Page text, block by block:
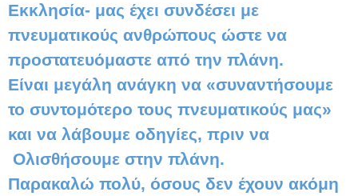
Εκκλησία- μας έχει συνδέσει με
πνευματικούς ανθρώπους ώστε να
προστατευόμαστε από την πλάνη.
Είναι μεγάλη ανάγκη να «συναντήσουμε
το συντομότερο τους πνευματικούς μας»
και να λάβουμε οδηγίες, πριν να
Ολισθήσουμε στην πλάνη.
Παρακαλώ πολύ, όσους δεν έχουν ακόμη